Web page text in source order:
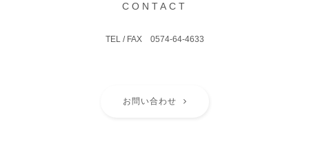
CONTACT
TEL / FAX 0574-64-4633
お問い合わせ